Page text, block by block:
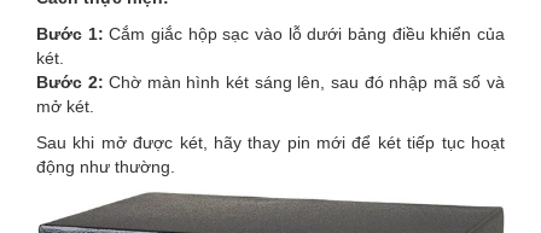
Bước 1: Cắm giắc hộp sạc vào lỗ dưới bảng điều khiển của
két.
Bước 2: Chờ màn hình két sáng lên, sau đó nhập mã số và
mở két.
Sau khi mở được két, hãy thay pin mới để két tiếp tục hoạt
động như thường.